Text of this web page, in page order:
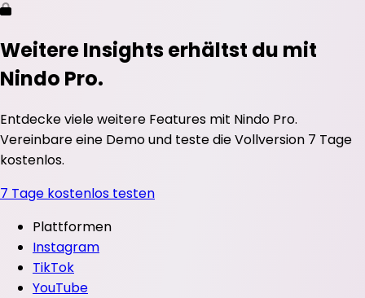
Weitere Insights erhältst du mit
Nindo Pro.
Entdecke viele weitere Features mit Nindo Pro.
Vereinbare eine Demo und teste die Vollversion 7 Tage
kostenlos.
7 Tage kostenlos testen
Plattformen
Instagram
TikTok
YouTube